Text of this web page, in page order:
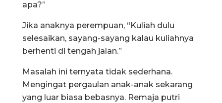
apa?”
Jika anaknya perempuan, “Kuliah dulu
selesaikan, sayang-sayang kalau kuliahnya
berhenti di tengah jalan.”
Masalah ini ternyata tidak sederhana.
Mengingat pergaulan anak-anak sekarang
yang luar biasa bebasnya. Remaja putri